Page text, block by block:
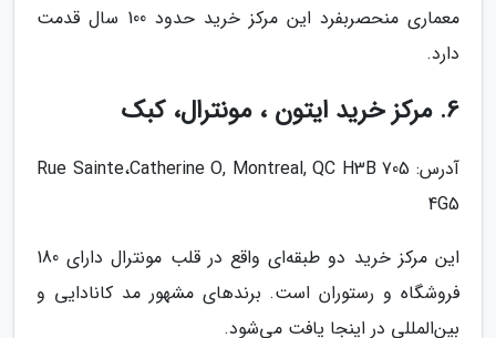
معماری منحصربفرد این مرکز خرید حدود 100 سال قدمت
دارد.
6. مرکز خرید ایتون ، مونترال، کبک
آدرس: 705 Rue Sainte،Catherine O, Montreal, QC H3B
4G5
این مرکز خرید دو طبقه‌ای واقع در قلب مونترال دارای 180
فروشگاه و رستوران است. برندهای مشهور مد کانادایی و
بین‌المللی در اینجا یافت می‌شود.